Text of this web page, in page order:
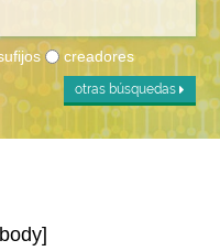
creadores
otras búsquedas